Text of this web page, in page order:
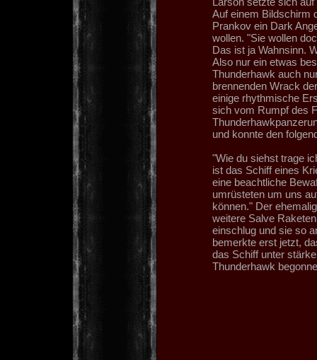
Auf einem Bildschirm
Prankov ein Dark
wollen. "Sie wollen
Das ist ja Wahnsinn.
Also nur ein etwas
Thunderhawk auch
brennenden Wrack
einige rhythmische
sich vom Rumpf des
und konnte den
"Wie du siehst trage
ist das Schiff eines
eine beachtliche
umrüsteten um uns
können." Der
weitere Salve
einschlug und sie so
bemerkte erst jetzt,
das Schiff unter
Thunderhawk